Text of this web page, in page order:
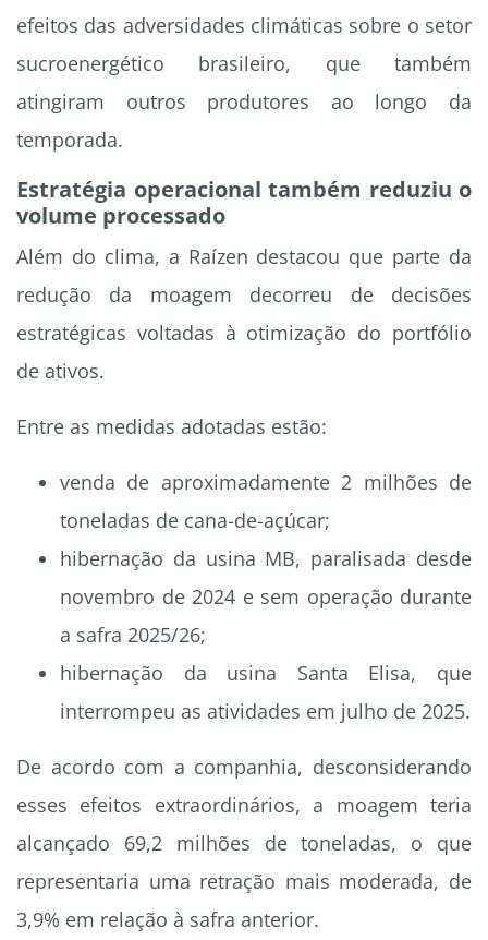
efeitos das adversidades climáticas sobre o setor
sucroenergético brasileiro, que também
atingiram outros produtores ao longo da
temporada.
Estratégia operacional também reduziu o
volume processado
Além do clima, a Raízen destacou que parte da
redução da moagem decorreu de decisões
estratégicas voltadas à otimização do portfólio
de ativos.
Entre as medidas adotadas estão:
venda de aproximadamente 2 milhões de
toneladas de cana-de-açúcar;
hibernação da usina MB, paralisada desde
novembro de 2024 e sem operação durante
a safra 2025/26;
hibernação da usina Santa Elisa, que
interrompeu as atividades em julho de 2025.
De acordo com a companhia, desconsiderando
esses efeitos extraordinários, a moagem teria
alcançado 69,2 milhões de toneladas, o que
representaria uma retração mais moderada, de
3,9% em relação à safra anterior.